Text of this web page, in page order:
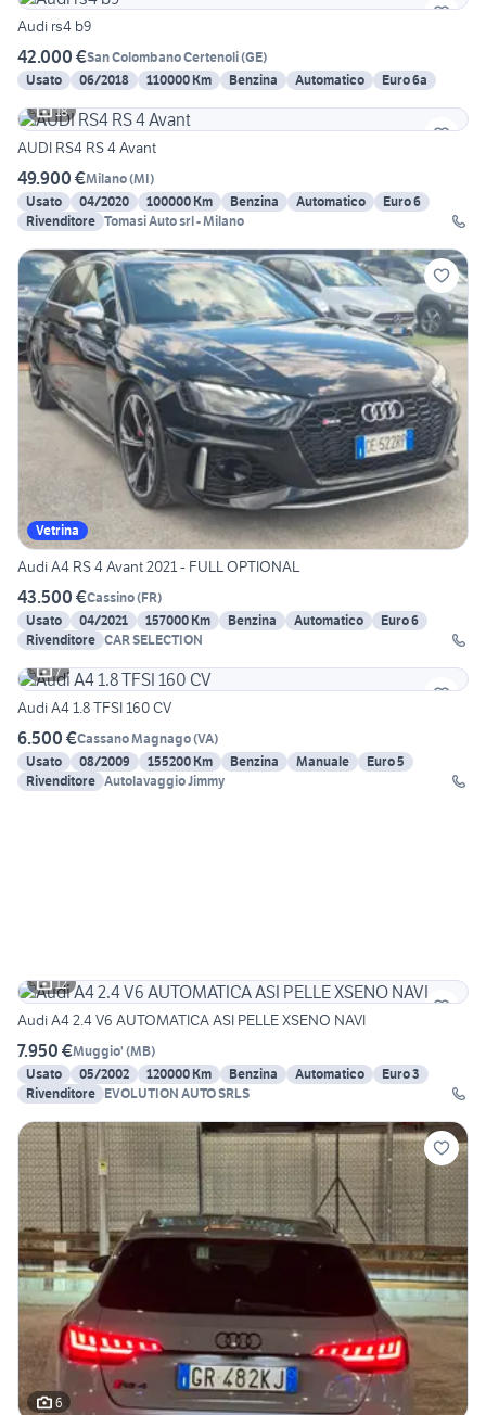
Audi rs4 b9
42.000 €San Colombano Certenoli(GE)
Usato
06/2018 110000 Km Benzina Automatico
Euro 6a
18
AUDI RS4 RS 4 Avant
49.900 €Milano(MI)
Usato
04/2020 100000 Km Benzina Automatico
Euro 6
Rivenditore Tomasi Auto srl - Milano
Vetrina
Audi A4 RS 4 Avant 2021 - FULL OPTIONAL
43.500 €Cassino(FR)
Usato
04/2021 157000 Km Benzina Automatico
Euro 6
Rivenditore CAR SELECTION
7
Audi A4 1.8 TFSI 160 CV
6.500 €Cassano Magnago(VA)
Usato
08/2009 155200 Km Benzina Manuale
Euro 5
Rivenditore Autolavaggio Jimmy
12
Audi A4 2.4 V6 AUTOMATICA ASI PELLE XSENO NAVI
7.950 €Muggio' (MB)
Usato
05/2002 120000 Km Benzina Automatico
Euro 3
Rivenditore EVOLUTION AUTO SRLS
6